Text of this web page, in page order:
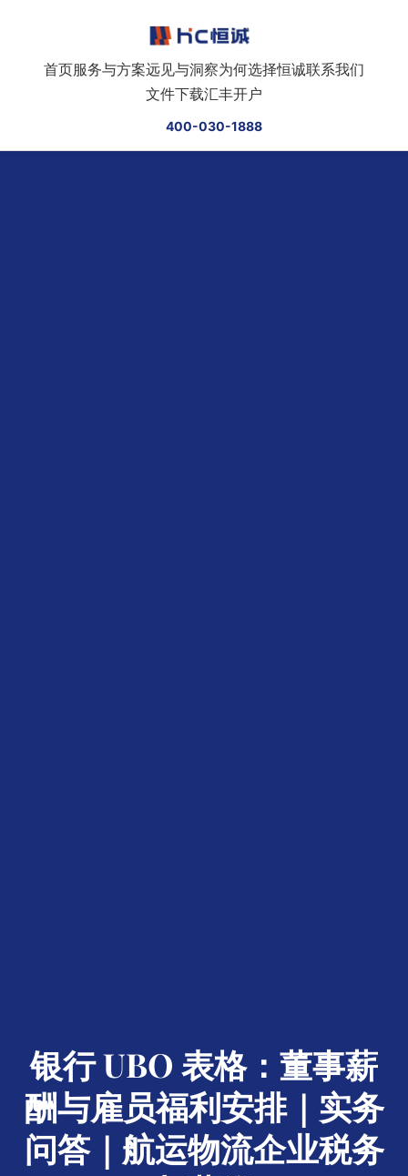
首页服务与方案远见与洞察为何选择恒诚联系我们
文件下载汇丰开户
400-030-1888
银行 UBO 表格：董事薪
酬与雇员福利安排｜实务
问答｜航运物流企业税务